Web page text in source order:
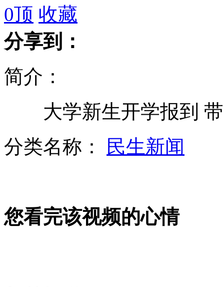
国防部新闻发言人就日"购岛"发表谈话
受伤大婶爱打牌 铁盒大米插扑克
全国人大外事委员谴责日本"购岛"
开学典礼 校领导淋雨新生穿雨衣
0顶 收藏
分享到：
简介：
大学新生开学报到 带
分类名称：
民生新闻
您看完该视频的心情